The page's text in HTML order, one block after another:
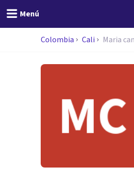
Menú
Colombia Cali Maria